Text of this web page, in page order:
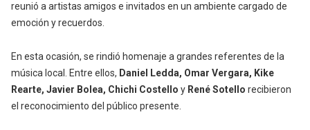
reunió a artistas amigos e invitados en un ambiente cargado de
emoción y recuerdos.
En esta ocasión, se rindió homenaje a grandes referentes de la
música local. Entre ellos, Daniel Ledda, Omar Vergara, Kike
Rearte, Javier Bolea, Chichi Costello y René Sotello recibieron
el reconocimiento del público presente.